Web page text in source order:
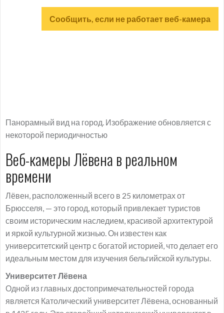
Сообщить, если не работает веб-камера
Панорамный вид на город. Изображение обновляется с
некоторой периодичностью
Веб-камеры Лёвена в реальном
времени
Лёвен, расположенный всего в 25 километрах от
Брюсселя, — это город, который привлекает туристов
своим историческим наследием, красивой архитектурой
и яркой культурной жизнью. Он известен как
университетский центр с богатой историей, что делает его
идеальным местом для изучения бельгийской культуры.
Университет Лёвена
Одной из главных достопримечательностей города
является Католический университет Лёвена, основанный